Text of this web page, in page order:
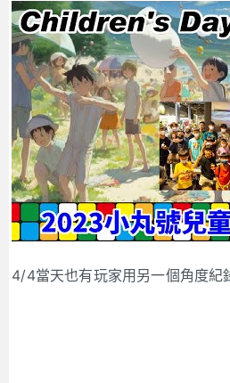
4/4當天也有玩家用另一個角度紀